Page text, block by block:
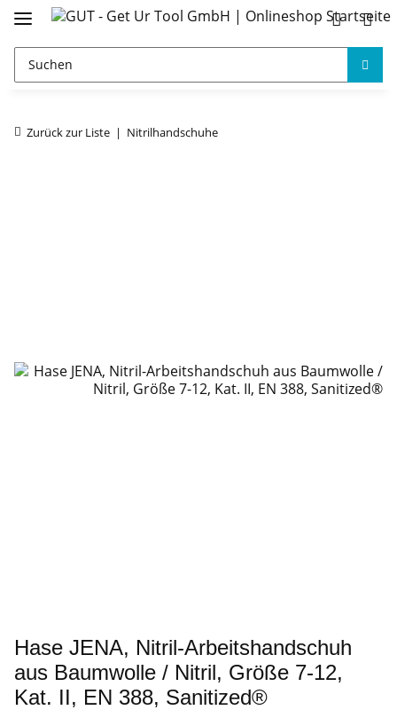
Zurück zur Liste Nitrilhandschuhe
Hase JENA, Nitril-Arbeitshandschuh
aus Baumwolle / Nitril, Größe 7-12,
Kat. II, EN 388, Sanitized®